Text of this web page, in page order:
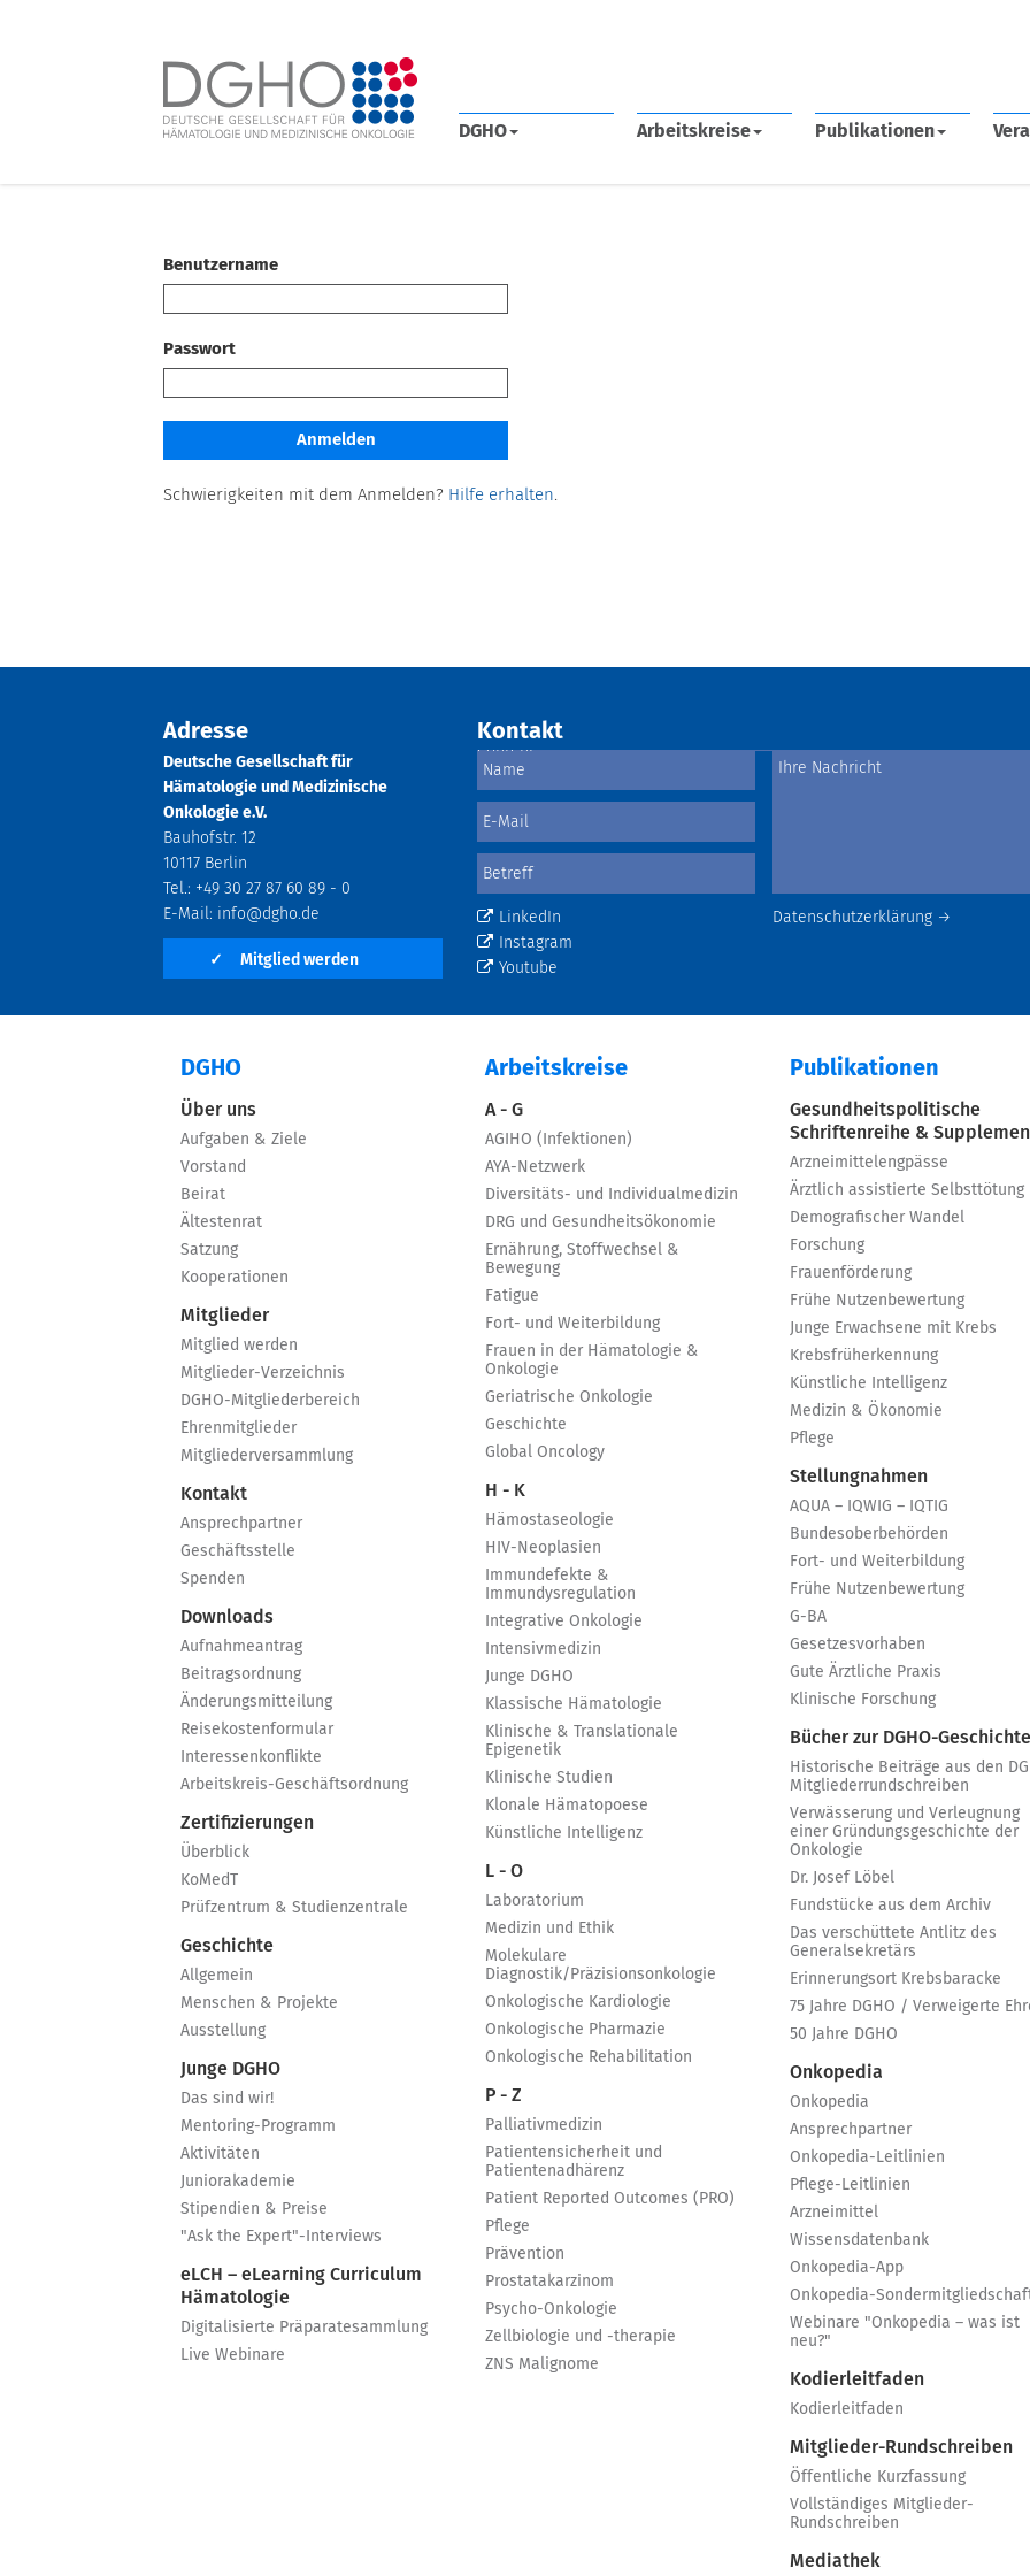
DGHO Arbeitskreise Publikationen
Benutzername
Passwort
Schwierigkeiten mit dem Anmelden? Hilfe erhalten.
Adresse
Deutsche Gesellschaft für
Hämatologie und Medizinische
Onkologie e.V.
Bauhofstr. 12
10117 Berlin
Tel.: +49 30 27 87 60 89 - 0
E-Mail: info@dgho.de
✓ Mitglied werden
Kontakt
Datenschutzerklärung →
LinkedIn
Instagram
Youtube
DGHO
Über uns
Aufgaben & Ziele
Vorstand
Beirat
Ältestenrat
Satzung
Kooperationen
Mitglieder
Mitglied werden
Mitglieder-Verzeichnis
DGHO-Mitgliederbereich
Ehrenmitglieder
Mitgliederversammlung
Kontakt
Ansprechpartner
Geschäftsstelle
Spenden
Downloads
Aufnahmeantrag
Beitragsordnung
Änderungsmitteilung
Reisekostenformular
Interessenkonflikte
Arbeitskreis-Geschäftsordnung
Zertifizierungen
Überblick
KoMedT
Prüfzentrum & Studienzentrale
Geschichte
Allgemein
Menschen & Projekte
Ausstellung
Junge DGHO
Das sind wir!
Mentoring-Programm
Aktivitäten
Juniorakademie
Stipendien & Preise
"Ask the Expert"-Interviews
eLCH – eLearning Curriculum
Hämatologie
Digitalisierte Präparatesammlung
Live Webinare
Arbeitskreise
A - G
AGIHO (Infektionen)
AYA-Netzwerk
Diversitäts- und Individualmedizin
DRG und Gesundheitsökonomie
Ernährung, Stoffwechsel &
Bewegung
Fatigue
Fort- und Weiterbildung
Frauen in der Hämatologie &
Onkologie
Geriatrische Onkologie
Geschichte
Global Oncology
H - K
Hämostaseologie
HIV-Neoplasien
Immundefekte &
Immundysregulation
Integrative Onkologie
Intensivmedizin
Junge DGHO
Klassische Hämatologie
Klinische & Translationale
Epigenetik
Klinische Studien
Klonale Hämatopoese
Künstliche Intelligenz
L - O
Laboratorium
Medizin und Ethik
Molekulare
Diagnostik/Präzisionsonkologie
Onkologische Kardiologie
Onkologische Pharmazie
Onkologische Rehabilitation
P - Z
Palliativmedizin
Patientensicherheit und
Patientenadhärenz
Patient Reported Outcomes (PRO)
Pflege
Prävention
Prostatakarzinom
Psycho-Onkologie
Zellbiologie und -therapie
ZNS Malignome
Publikationen
Gesundheitspolitische
Schriftenreihe &
Arzneimittelengpässe
Ärztlich assistierte Selbsttötung
Demografischer Wandel
Forschung
Frauenförderung
Frühe Nutzenbewertung
Junge Erwachsene mit Krebs
Krebsfrüherkennung
Künstliche Intelligenz
Medizin & Ökonomie
Pflege
Stellungnahmen
AQUA – IQWIG – IQTIG
Bundesoberbehörden
Fort- und Weiterbildung
Frühe Nutzenbewertung
G-BA
Gesetzesvorhaben
Gute Ärztliche Praxis
Klinische Forschung
Bücher zur DGHO-Geschichte
Historische Beiträge aus den
Mitgliederrundschreiben
Verwässerung und Verleugnung
einer Gründungsgeschichte der
Onkologie
Dr. Josef Löbel
Fundstücke aus dem Archiv
Das verschüttete Antlitz des
Generalsekretärs
Erinnerungsort Krebsbaracke
75 Jahre DGHO / Verweigerte
50 Jahre DGHO
Onkopedia
Onkopedia
Ansprechpartner
Onkopedia-Leitlinien
Pflege-Leitlinien
Arzneimittel
Wissensdatenbank
Onkopedia-App
Onkopedia-
Webinare "Onkopedia – was ist
neu?"
Kodierleitfaden
Kodierleitfaden
Mitglieder-Rundschreiben
Öffentliche Kurzfassung
Vollständiges Mitglieder-
Rundschreiben
Mediathek